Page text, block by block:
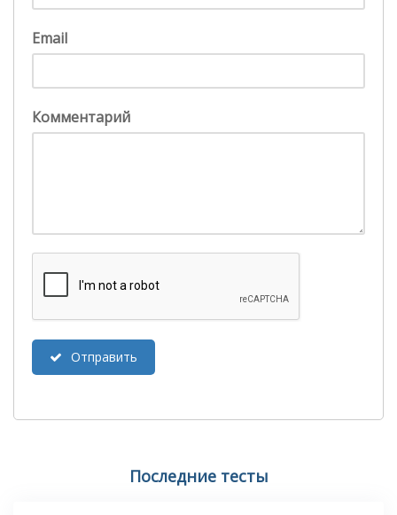
Email
Комментарий
Отправить
Последние тесты